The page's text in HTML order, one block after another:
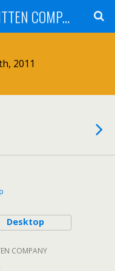
はなうた手帖 ♪ KITTEN COMPANY
2011
Desktop
COMPANY